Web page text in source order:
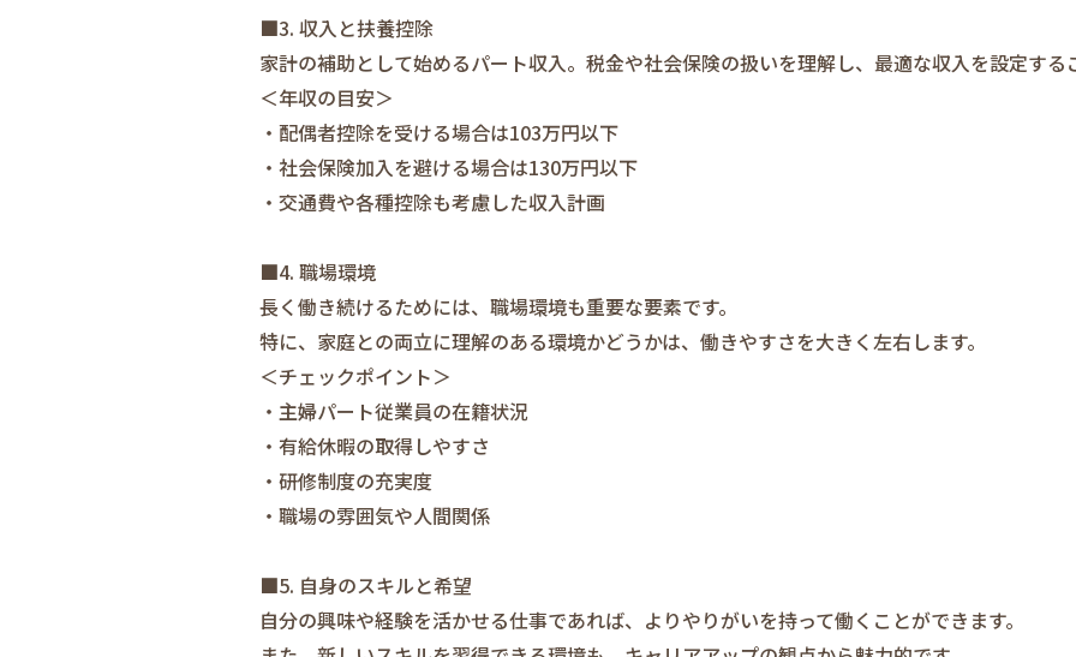
■3. 収入と扶養控除
家計の補助として始めるパート収入。税金や社会保険の扱いを理解し、最適な収入を設定する
＜年収の目安＞
・配偶者控除を受ける場合は103万円以下
・社会保険加入を避ける場合は130万円以下
・交通費や各種控除も考慮した収入計画
■4. 職場環境
長く働き続けるためには、職場環境も重要な要素です。
特に、家庭との両立に理解のある環境かどうかは、働きやすさを大きく左右します。
＜チェックポイント＞
・主婦パート従業員の在籍状況
・有給休暇の取得しやすさ
・研修制度の充実度
・職場の雰囲気や人間関係
■5. 自身のスキルと希望
自分の興味や経験を活かせる仕事であれば、よりやりがいを持って働くことができます。